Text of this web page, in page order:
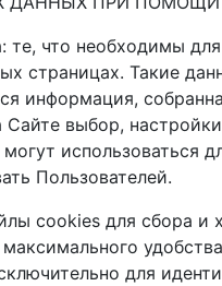
те, что необходимы
страницах. Такие
информация,
выбор,
использоваться
Пользователей.
cookies для сбора
для